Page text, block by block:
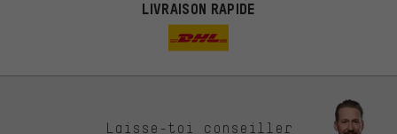
LIVRAISON RAPIDE
Laisse-toi conseiller
Des offres plus adaptées